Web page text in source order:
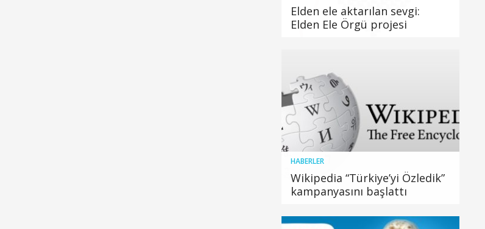
Elden ele aktarılan sevgi:
Elden Ele Örgü projesi
HABERLER
Wikipedia “Türkiye’yi Özledik”
kampanyasını başlattı